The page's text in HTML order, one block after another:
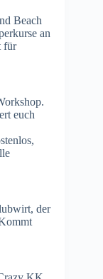
Beach
an
für
euch
der